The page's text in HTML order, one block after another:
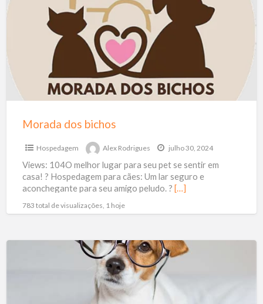
bichos
Morada dos bichos
Hospedagem Alex Rodrigues julho 30, 2024
Views: 104O melhor lugar para seu pet se sentir em
casa! ? Hospedagem para cães: Um lar seguro e
aconchegante para seu amigo peludo. ? […]
783 total de visualizações, 1 hoje